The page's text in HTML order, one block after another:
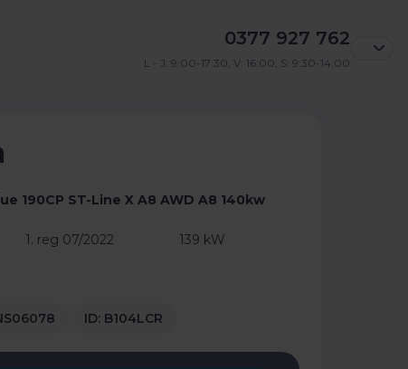
0377 927 762
L - J: 9:00-17:30, V: 16:00, S: 9:30-14:00
190CP ST-Line X A8 AWD A8 140kw
1. reg 07/2022
139 kW
ID: B104LCR